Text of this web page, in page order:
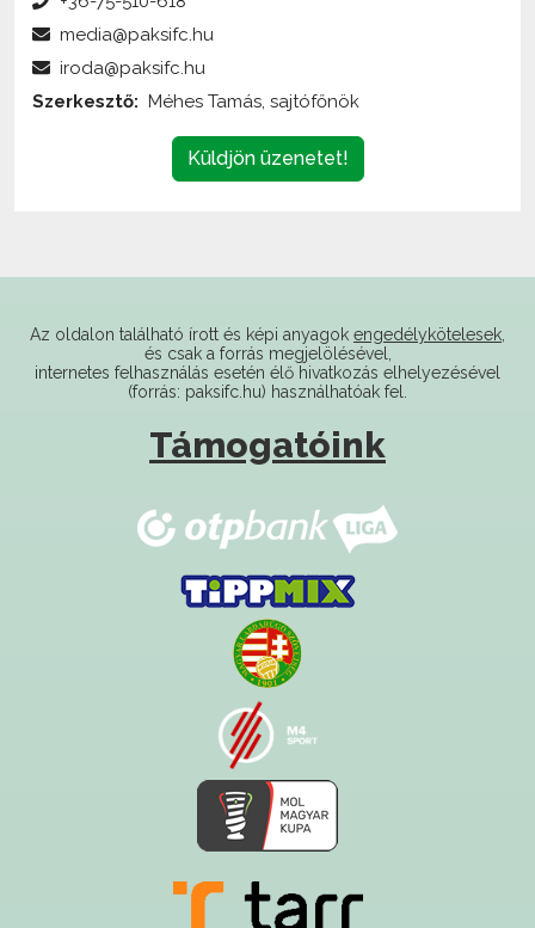
Küldjön üzenetet!
internetes felhasználás esetén élő hivatkozás elhelyezésével
(forrás: paksifc.hu) használhatóak fel.
Támogatóink